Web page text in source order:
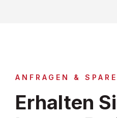
ANFRAGEN &
Erhalten